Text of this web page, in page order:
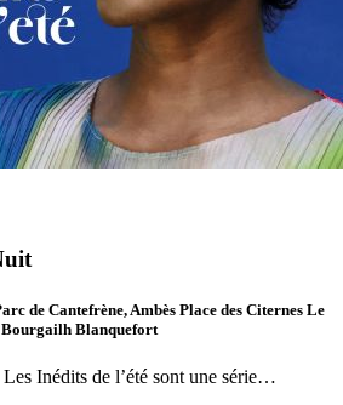
de Cantefrène, Ambès Place des Citernes Le
Bourgailh Blanquefort
Inédits de l’été sont une série…